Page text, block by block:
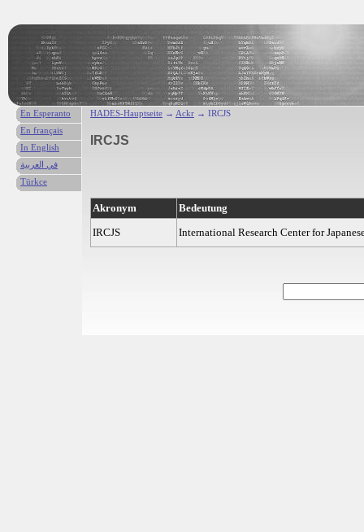
HADES-Hauptseite → Ackr → IRCJS
IRCJS
Akronym
Bedeutung
IRCJS
International Research Center for
En Esperanto
En français
In English
في العربية
Türkce